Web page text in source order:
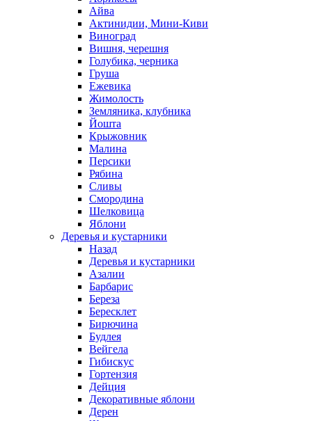
Айва
Актинидии, Мини-Киви
Виноград
Вишня, черешня
Голубика, черника
Груша
Ежевика
Жимолость
Земляника, клубника
Йошта
Крыжовник
Малина
Персики
Рябина
Сливы
Смородина
Шелковица
Яблони
Деревья и кустарники
Назад
Деревья и кустарники
Азалии
Барбарис
Береза
Бересклет
Бирючина
Будлея
Вейгела
Гибискус
Гортензия
Дейция
Декоративные яблони
Дерен